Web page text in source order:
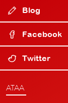
Blog
Facebook
Twitter
ATAA